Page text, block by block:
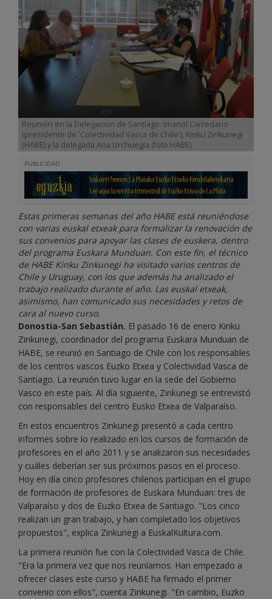
Reunión en la Delegación de Santiago: Imanol Carredano
(presidente de 'Colectividad Vasca de Chile'), Kinku Zinkunegi
(HABE) y la delegada Ana Urchuegia (foto HABE)
PUBLICIDAD
Estas primeras semanas del año HABE está reuniéndose
con varias euskal etxeak para formalizar la renovación de
sus convenios para apoyar las clases de euskera, dentro
del programa Euskara Munduan. Con este fin, el técnico
de HABE Kinku Zinkunegi ha visitado varios centros de
Chile y Uruguay, con los que además ha analizado el
trabajo realizado durante el año. Las euskal etxeak,
asimismo, han comunicado sus necesidades y retos de
cara al nuevo curso.
Donostia-San Sebastián. El pasado 16 de enero Kinku
Zinkunegi, coordinador del programa Euskara Munduan de
HABE, se reunió en Santiago de Chile con los responsables
de los centros vascos Euzko Etxea y Colectividad Vasca de
Santiago. La reunión tuvo lugar en la sede del Gobierno
Vasco en este país. Al día siguiente, Zinkunegi se entrevistó
con responsables del centro Eusko Etxea de Valparaíso.
En estos encuentros Zinkunegi presentó a cada centro
informes sobre lo realizado en los cursos de formación de
profesores en el año 2011 y se analizaron sus necesidades
y cuáles deberían ser sus próximos pasos en el proceso.
Hoy en día cinco profesores chilenos participan en el grupo
de formación de profesores de Euskara Munduan: tres de
Valparaíso y dos de Euzko Etxea de Santiago. "Los cinco
realizan un gran trabajo, y han completado los objetivos
propuestos", explica Zinkunegi a EuskalKultura.com.
La primera reunión fue con la Colectividad Vasca de Chile.
"Era la primera vez que nos reuníamos. Han empezado a
ofrecer clases este curso y HABE ha firmado el primer
convenio con ellos", cuenta Zinkunegi. "En cambio, Euzko